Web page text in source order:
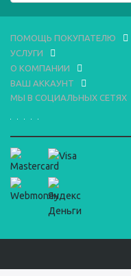
ПОМОЩЬ ПОКУПАТЕЛЮ
УСЛУГИ
О КОМПАНИИ
ВАШ АККАУНТ
МЫ В СОЦИАЛЬНЫХ СЕТЯХ